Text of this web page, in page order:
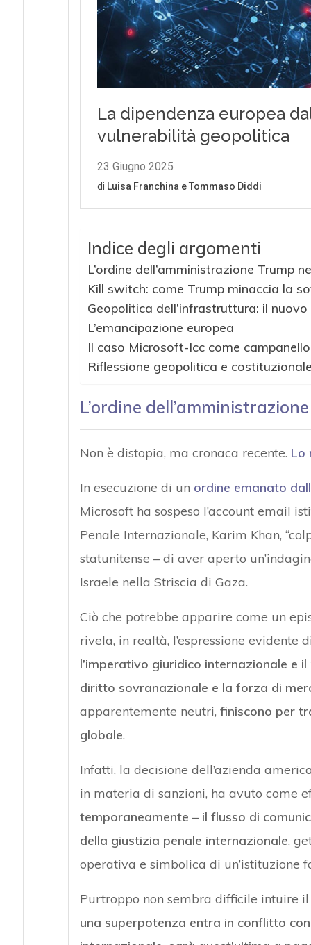
Indice degli argomenti
L’ordine dell’amministrazione Trump
Kill switch: come Trump minaccia la
Geopolitica dell’infrastruttura: il
L’emancipazione europea
Il caso Microsoft-Icc come campanello
Riflessione geopolitica e
L’ordine
Non è distopia, ma cronaca recente. Lo
In esecuzione di un ordine emanato
Microsoft ha sospeso l’account email
Penale Internazionale, Karim Khan,
statunitense – di aver aperto
Israele nella Striscia di Gaza.
Ciò che potrebbe apparire come un
rivela, in realtà, l’espressione evidente
l’imperativo giuridico internazionale e
diritto sovranazionale e la forza di
apparentemente neutri, finiscono per
globale.
Infatti, la decisione dell’azienda
in materia di sanzioni, ha avuto come
temporaneamente – il flusso di
della giustizia penale internazionale,
operativa e simbolica di un’istituzione
Purtroppo non sembra difficile intuire
una superpotenza entra in conflitto